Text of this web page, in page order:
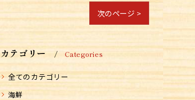
次のページ >
カテゴリー Categories
全てのカテゴリー
海鮮